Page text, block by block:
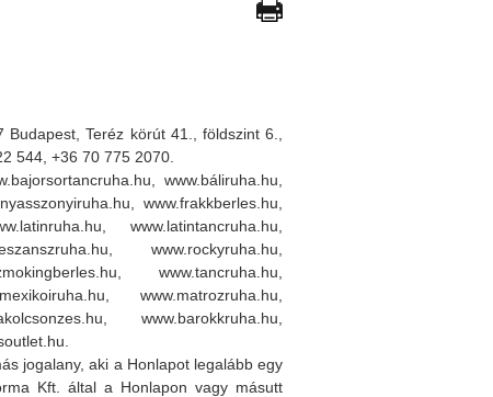
Teréz körút 41., földszint 6.,
544, +36 70 775 2070.
www.báliruha.hu,
www.frakkberles.hu,
www.latintancruha.hu,
www.rockyruha.hu,
www.tancruha.hu,
www.matrozruha.hu,
www.barokkruha.hu,
jogalany, aki a Honlapot legalább egy
Kft. által a Honlapon vagy másutt